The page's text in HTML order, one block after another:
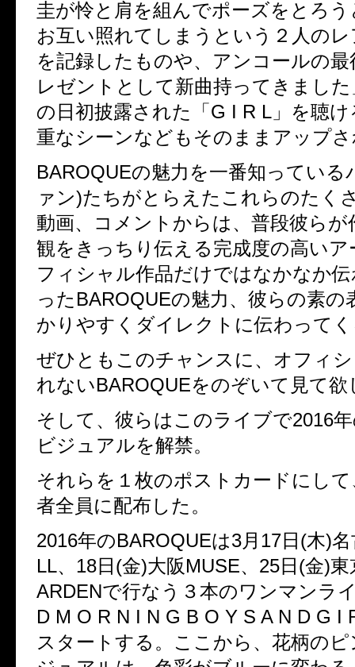
圭が怜と肩を組んでポーズをとろ
お互い照れてしまうという２人の
を記録したものや、アンコールの
レゼントとして新曲持ってきまし
の日初披露された「G I R L」を聴
重なシーンなどもそのままアップ
BAROQUEの魅力を一番知っている
ァン)たちがとらえたこれらのたく
動画、コメントからは、普段彼らが
観をきっちり伝える完成度の高い
フィシャル作品だけではなかなか
ったBAROQUEの魅力、彼らの素の
かりやすくダイレクトに伝わって
ぜひともこのチャンスに、オフィ
れないBAROQUEをのぞいて見て欲
そして、彼らはこのライブで2016
ビジュアルを解禁。
それらを１枚のポストカードにし
者全員に配布した。
2016年のBAROQUEは3月17日(木)
LL、18日(金)大阪MUSE、25日(金)
ARDENで行なう３本のワンマンラ
D M O R N I N G B O Y S A N D G I
スタートする。ここから、花柄の